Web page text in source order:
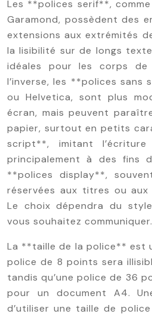
Les **polices serif**, comme
Garamond, possèdent des
extensions aux extrémités
la lisibilité sur de longs
idéales pour les corps
l’inverse, les **polices sans
ou Helvetica, sont plus
écran, mais peuvent
papier, surtout en petits
script**, imitant l’écriture
principalement à des fins
**polices display**,
réservées aux titres ou aux
Le choix dépendra du
vous souhaitez communiquer.
La **taille de la police** est
police de 8 points sera
tandis qu’une police de 36
pour un document A4.
d’utiliser une taille de